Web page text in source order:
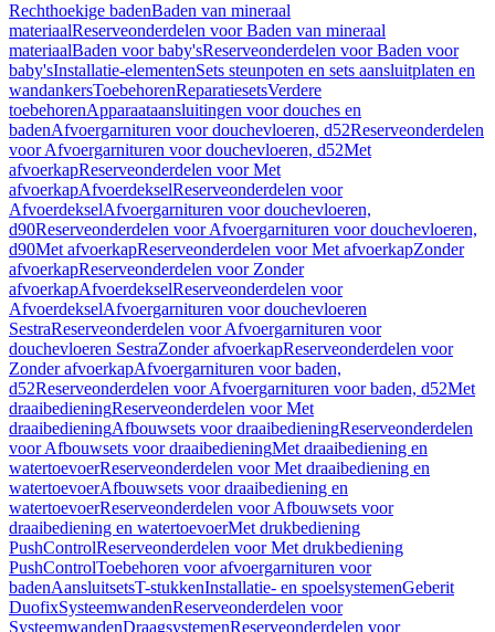
Rechthoekige badenBaden van mineraal
materiaalReserveonderdelen voor Baden van mineraal
materiaalBaden voor baby'sReserveonderdelen voor Baden voor
baby'sInstallatie-elementenSets steunpoten en sets aansluitplaten en
wandankersToebehorenReparatiesetsVerdere
toebehorenApparaataansluitingen voor douches en
badenAfvoergarnituren voor douchevloeren, d52Reserveonderdelen
voor Afvoergarnituren voor douchevloeren, d52Met
afvoerkapReserveonderdelen voor Met
afvoerkapAfvoerdekselReserveonderdelen voor
AfvoerdekselAfvoergarnituren voor douchevloeren,
d90Reserveonderdelen voor Afvoergarnituren voor douchevloeren,
d90Met afvoerkapReserveonderdelen voor Met afvoerkapZonder
afvoerkapReserveonderdelen voor Zonder
afvoerkapAfvoerdekselReserveonderdelen voor
AfvoerdekselAfvoergarnituren voor douchevloeren
SestraReserveonderdelen voor Afvoergarnituren voor
douchevloeren SestraZonder afvoerkapReserveonderdelen voor
Zonder afvoerkapAfvoergarnituren voor baden,
d52Reserveonderdelen voor Afvoergarnituren voor baden, d52Met
draaibedieningReserveonderdelen voor Met
draaibedieningAfbouwsets voor draaibedieningReserveonderdelen
voor Afbouwsets voor draaibedieningMet draaibediening en
watertoevoerReserveonderdelen voor Met draaibediening en
watertoevoerAfbouwsets voor draaibediening en
watertoevoerReserveonderdelen voor Afbouwsets voor
draaibediening en watertoevoerMet drukbediening
PushControlReserveonderdelen voor Met drukbediening
PushControlToebehoren voor afvoergarnituren voor
badenAansluitsetsT-stukkenInstallatie- en spoelsystemenGeberit
DuofixSysteemwandenReserveonderdelen voor
SysteemwandenDraagsystemenReserveonderdelen voor